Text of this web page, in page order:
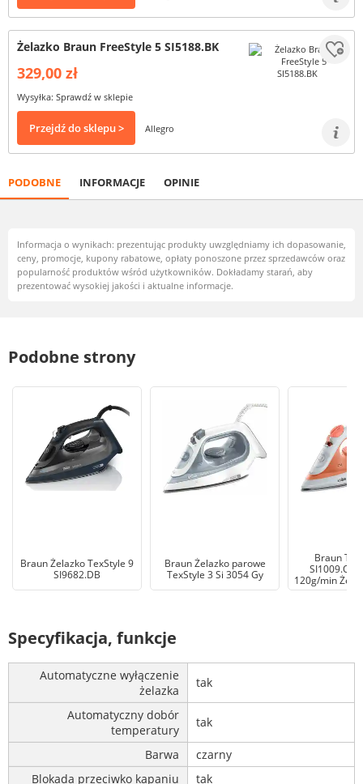
Żelazko Braun FreeStyle 5 SI5188.BK
329,00 zł
Wysyłka: Sprawdź w sklepie
Przejdź do sklepu > Allegro
PODOBNE INFORMACJE OPINIE
Informacja o wynikach: prezentując produkty uwzględniamy ich dopasowanie,
ceny, promocje, kupony rabatowe, opłaty ponoszone przez sprzedawców oraz
popularność produktów wśród użytkowników. Dokładamy starań, aby
prezentować wysokiej jakości i aktualne informacje.
Podobne strony
Braun Żelazko TexStyle 9
SI9682.DB
Braun Żelazko parowe
TexStyle 3 Si 3054 Gy
Braun
SI1009.OR
120g/min
Specyfikacja, funkcje
Automatyczne wyłączenie
żelazka
tak
Automatyczny dobór
temperatury
tak
Barwa
czarny
Blokada przeciwko kapaniu
tak